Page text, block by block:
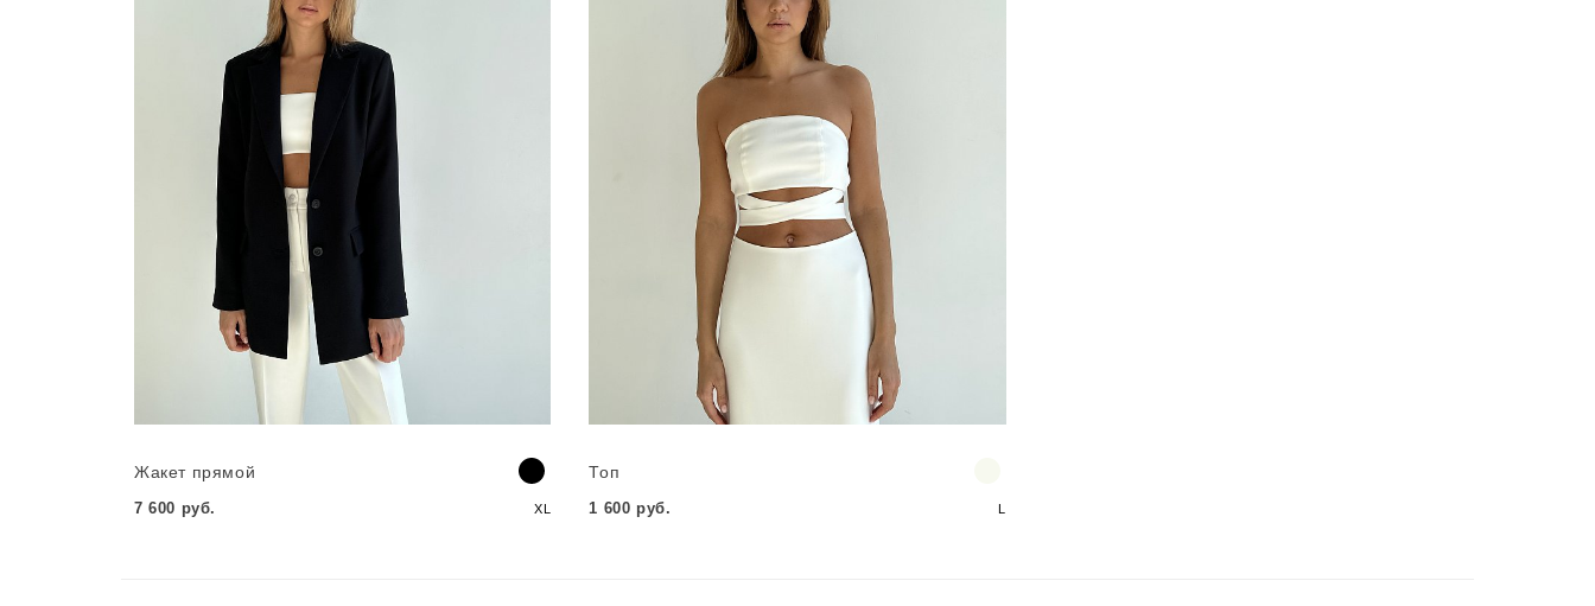
Жакет прямой
7 600 руб. XL
Топ
1 600 руб. L